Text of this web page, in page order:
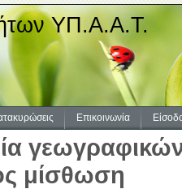
ΥΠ.Α.Α.Τ.
Επικοινωνία
μίσθωση